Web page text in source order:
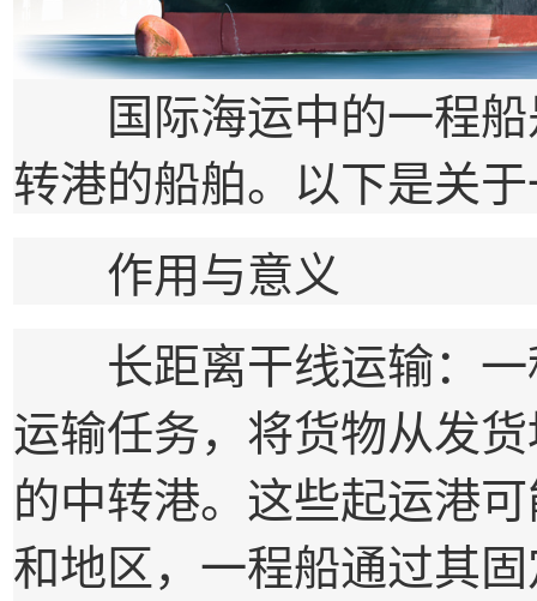
国际海运中的一程船
转港的船舶。以下是关
作用与意义
长距离干线运输：一
运输任务，将货物从发
的中转港。这些起运港
和地区，一程船通过其